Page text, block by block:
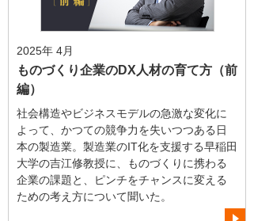
2025年 4月
ものづくり企業のDX人材の育て方（前
編）
社会構造やビジネスモデルの急激な変化に
よって、かつての競争力を失いつつある日
本の製造業。製造業のIT化を支援する早稲田
大学の吉江修教授に、ものづくりに携わる
企業の課題と、ピンチをチャンスに変える
ための考え方について聞いた。